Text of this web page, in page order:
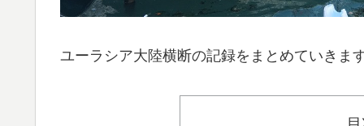
ユーラシア大陸横断の記録をまとめていきま